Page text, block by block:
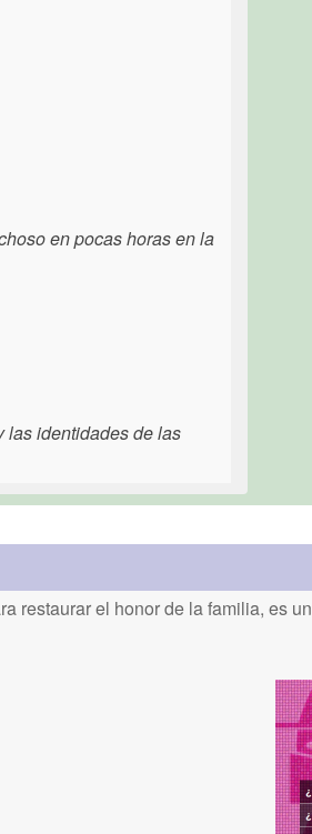
en pocas horas en la
las identidades de las
restaurar el honor de la familia, es un